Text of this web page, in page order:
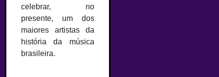
celebrar, no
presente, um dos
maiores artistas da
história da música
brasileira.